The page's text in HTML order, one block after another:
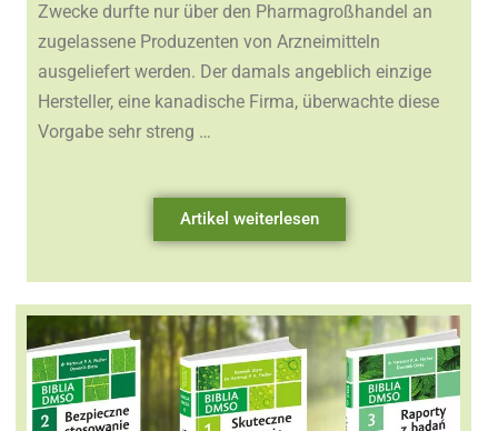
Zwecke durfte nur über den Pharmagroßhandel an
zugelassene Produzenten von Arzneimitteln
ausgeliefert werden. Der damals angeblich einzige
Hersteller, eine kanadische Firma, überwachte diese
Vorgabe sehr streng …
Artikel weiterlesen